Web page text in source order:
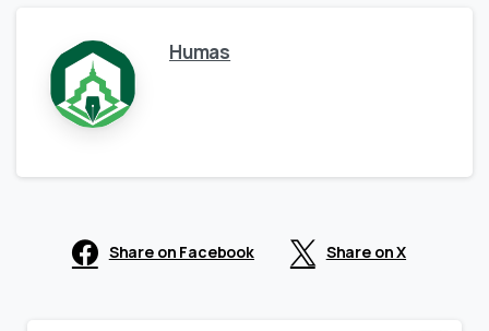
Humas
Share on Facebook Share on X